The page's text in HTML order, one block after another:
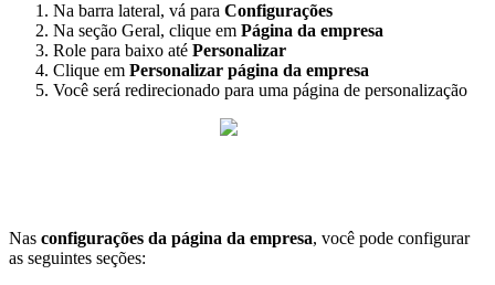
Na barra lateral, vá para Configurações
Na seção Geral, clique em Página da empresa
Role para baixo até Personalizar
Clique em Personalizar página da empresa
Você será redirecionado para uma página de personalização
Nas configurações da página da empresa, você pode configurar
as seguintes seções: